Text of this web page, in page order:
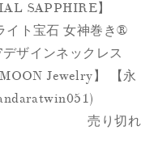
SAPPHIRE】
イト宝石 女神巻き®︎
ザインネックレス
Jewelry】 【永
売り切れ